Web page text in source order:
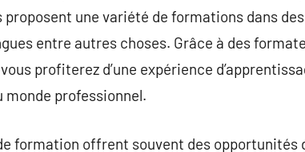
proposent une variété de formations dans
entre autres choses. Grâce à des
profiterez d’une expérience
monde professionnel.
formation offrent souvent des opportunités